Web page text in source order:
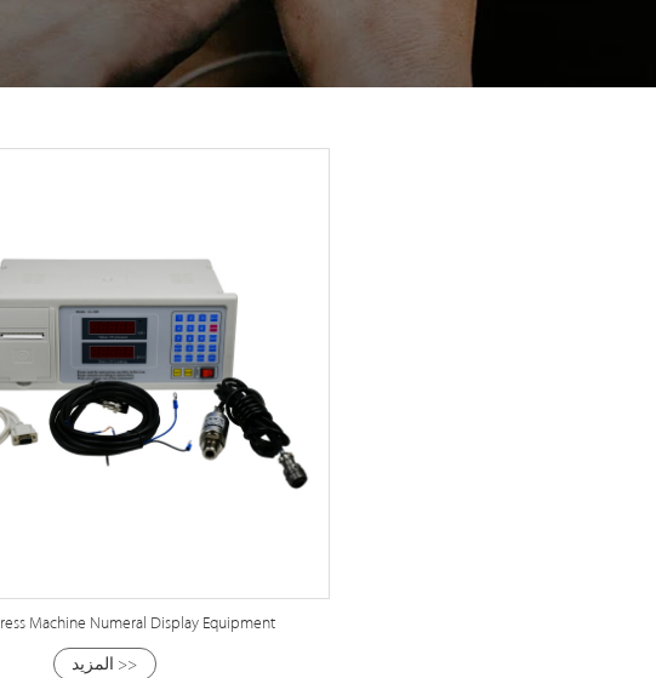
Machine Numeral Display Equipment
المزيد >>